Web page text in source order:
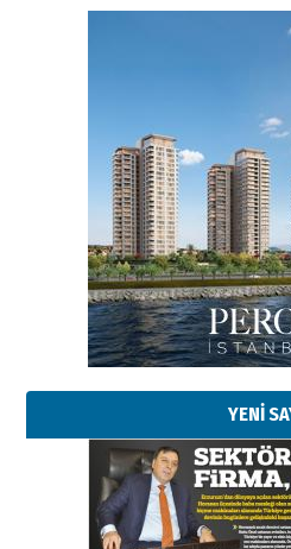
YENİ
Esat BİNDESEN
Başkan Sekmen’den
bir vizyon proje
02 Ağustos 2026 Pazar
Kadir SABUNCUOĞLU
Erzurumspor’un
29 Haziran 2026 Pazartesi
Kenan GÜLERCİ
Murat Şahsuvaroğlu
çıtayı yukarı
yönetimdekiler
çekmemeli!
17 Şubat 2026 SalıOrhan BOZKURT